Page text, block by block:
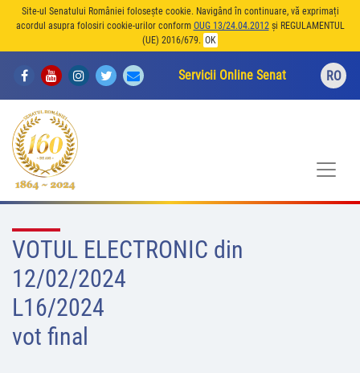
Site-ul Senatului României folosește cookie. Navigând în continuare, vă exprimați
acordul asupra folosiri cookie-urilor conform OUG 13/24.04.2012și REGULAMENTUL
(UE) 2016/679. OK
Servicii Online Senat RO
VOTUL ELECTRONIC din
12/02/2024
L16/2024
vot final